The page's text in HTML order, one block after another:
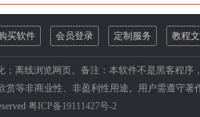
买软件 会员登录 定制服务 教程
离线浏览网页。备注：本软件不是黑客程序
等非商业性、非盈利性用途。用户需遵守
粤ICP备19111427号-2